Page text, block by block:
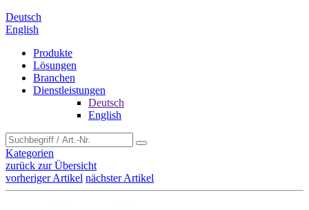
Deutsch
English
Produkte
Lösungen
Branchen
Dienstleistungen
Deutsch
English
Kategorien
zurück zur Übersicht
vorheriger Artikel nächster Artikel